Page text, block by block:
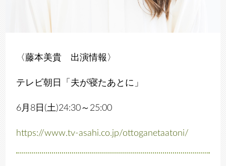
〈藤本美貴 出演情報〉
テレビ朝日「夫が寝たあとに」
6月8日(土)24:30～25:00
https://www.tv-asahi.co.jp/ottoganetaatoni/